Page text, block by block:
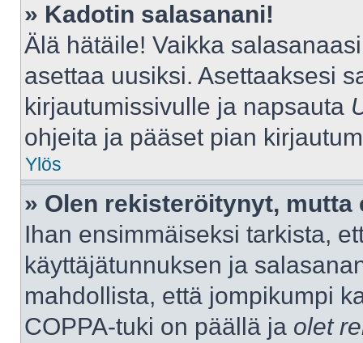
» Kadotin salasanani!
Älä hätäile! Vaikka
asettaa uusiksi. Asettaaksesi
kirjautumissivulle ja napsauta
ohjeita ja pääset pian
Ylös
» Olen rekisteröitynyt,
Ihan ensimmäiseksi tarkista,
käyttäjätunnuksen ja
mahdollista, että jompikumpi
COPPA-tuki on päällä ja olet